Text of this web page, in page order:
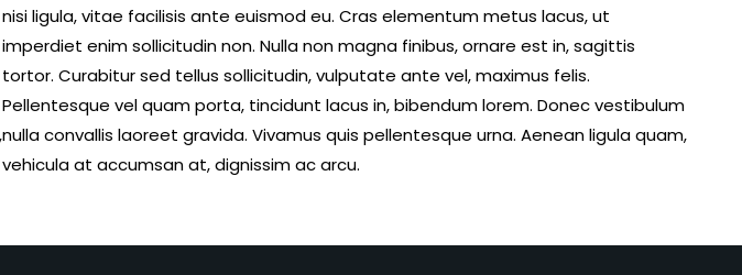
nisi ligula, vitae facilisis ante euismod eu. Cras elementum metus lacus, ut
imperdiet enim sollicitudin non. Nulla non magna finibus, ornare est in, sagittis
tortor. Curabitur sed tellus sollicitudin, vulputate ante vel, maximus felis.
Pellentesque vel quam porta, tincidunt lacus in, bibendum lorem. Donec vestibulum
nulla convallis laoreet gravida. Vivamus quis pellentesque urna. Aenean ligula quam,
vehicula at accumsan at, dignissim ac arcu.